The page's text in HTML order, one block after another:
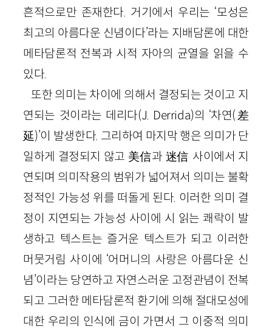
흔적으로만 존재한다. 거기에서 우리는 ‘모성은
최고의 아름다운 신념이다’라는 지배담론에 대한
메타담론적 전복과 시적 자아의 균열을 읽을 수
있다.
또한 의미는 차이에 의해서 결정되는 것이고 지
연되는 것이라는 데리다(J. Derrida)의 ‘차연(差
延)’이 발생한다. 그리하여 마지막 행은 의미가 단
일하게 결정되지 않고 美信과 迷信 사이에서 지
연되며 의미작용의 범위가 넓어져서 의미는 불확
정적인 가능성 위를 떠돌게 된다. 이러한 의미 결
정이 지연되는 가능성 사이에 시 읽는 쾌락이 발
생하고 텍스트는 즐거운 텍스트가 되고 이러한
머뭇거림 사이에 ‘어머니의 사랑은 아름다운 신
념’이라는 당연하고 자연스러운 고정관념이 전복
되고 그러한 메타담론적 환기에 의해 절대모성에
대한 우리의 인식에 금이 가면서 그 이중적 의미